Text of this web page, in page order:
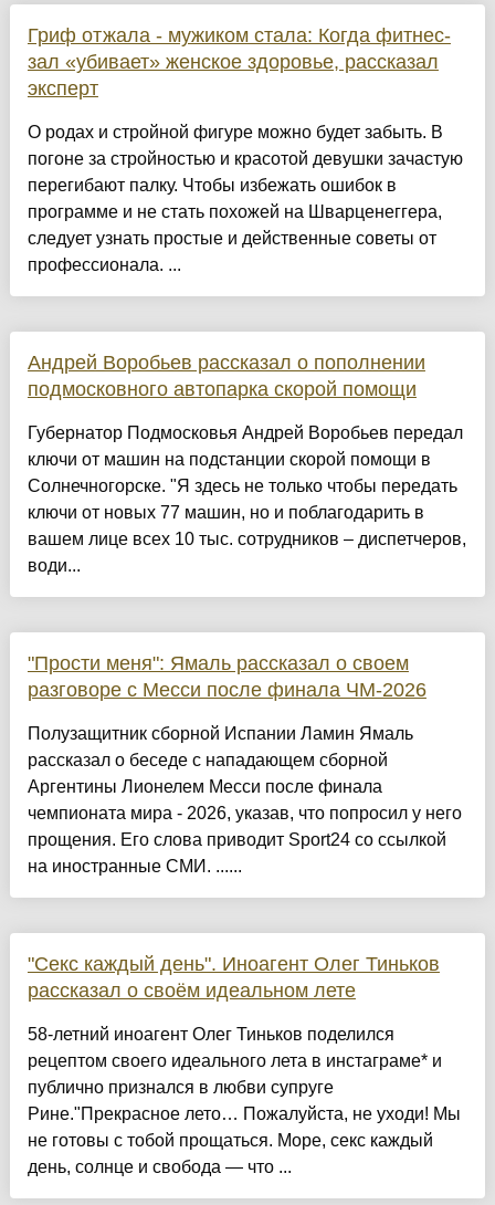
Гриф отжала - мужиком стала: Когда фитнес-
зал «убивает» женское здоровье, рассказал
эксперт
О родах и стройной фигуре можно будет забыть. В
погоне за стройностью и красотой девушки зачастую
перегибают палку. Чтобы избежать ошибок в
программе и не стать похожей на Шварценеггера,
следует узнать простые и действенные советы от
профессионала. ...
Андрей Воробьев рассказал о пополнении
подмосковного автопарка скорой помощи
Губернатор Подмосковья Андрей Воробьев передал
ключи от машин на подстанции скорой помощи в
Солнечногорске. "Я здесь не только чтобы передать
ключи от новых 77 машин, но и поблагодарить в
вашем лице всех 10 тыс. сотрудников – диспетчеров,
води...
"Прости меня": Ямаль рассказал о своем
разговоре с Месси после финала ЧМ-2026
Полузащитник сборной Испании Ламин Ямаль
рассказал о беседе с нападающем сборной
Аргентины Лионелем Месси после финала
чемпионата мира - 2026, указав, что попросил у него
прощения. Его слова приводит Sport24 со ссылкой
на иностранные СМИ. ......
"Секс каждый день". Иноагент Олег Тиньков
рассказал о своём идеальном лете
58-летний иноагент Олег Тиньков поделился
рецептом своего идеального лета в инстаграме* и
публично признался в любви супруге
Рине."Прекрасное лето… Пожалуйста, не уходи! Мы
не готовы с тобой прощаться. Море, секс каждый
день, солнце и свобода — что ...